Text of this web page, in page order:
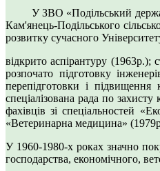
У ЗВО «Подільський
Кам'янець-Подільського
розвитку сучасного
відкрито аспірантуру (1963р.);
розпочато підготовку
перепідготовки і підвищення
спеціалізована рада по
фахівців зі спеціальностей
«Ветеринарна медицина»
У 1960-1980-х роках значно
господарства, економічного,